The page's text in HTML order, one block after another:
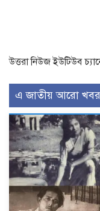
উত্তরা নিউজ ইউটিউব
এ জাতীয় আরো